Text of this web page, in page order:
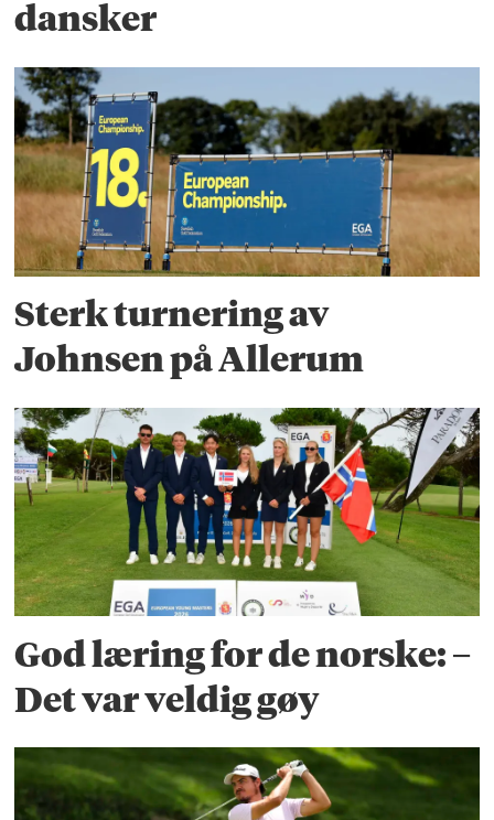
dansker
Sterk turnering av
Johnsen på Allerum
God læring for de norske: –
Det var veldig gøy